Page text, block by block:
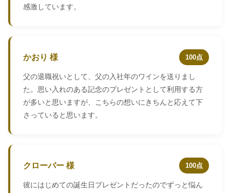
感激しています。
かおり 様 100点
父の退職祝いとして、父の入社年のワインを送りまし
た。思い入れのある記念のプレゼントとして利用する方
が多いと思いますが、こちらの想いにきちんと応えて下
さっていると思います。
クローバー 様 100点
彼にはじめての誕生日プレゼントだったのでずっと悩ん